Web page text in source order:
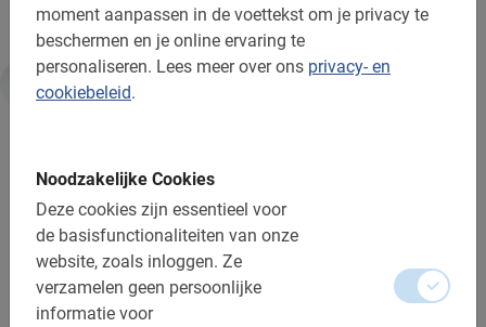
moment aanpassen in de voettekst om je privacy te
beschermen en je online ervaring te
personaliseren. Lees meer over ons privacy- en
cookiebeleid.
Noodzakelijke Cookies
Deze cookies zijn essentieel voor
de basisfunctionaliteiten van onze
website, zoals inloggen. Ze
verzamelen geen persoonlijke
informatie voor
Informatie
Belangrijk om te weten:
Reserveren is verplicht
Wijzigen of annuleren is gratis
Betaling is ter plaatse (contant)